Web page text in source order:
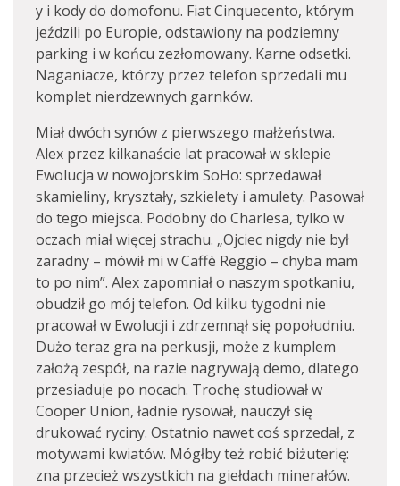
y i kody do domofonu. Fiat Cinquecento, którym
jeździli po Europie, odstawiony na podziemny
parking i w końcu zezłomowany. Karne odsetki.
Naganiacze, którzy przez telefon sprzedali mu
komplet nierdzewnych garnków.
Miał dwóch synów z pierwszego małżeństwa.
Alex przez kilkanaście lat pracował w sklepie
Ewolucja w nowojorskim SoHo: sprzedawał
skamieliny, kryształy, szkielety i amulety. Pasował
do tego miejsca. Podobny do Charlesa, tylko w
oczach miał więcej strachu. „Ojciec nigdy nie był
zaradny – mówił mi w Caffè Reggio – chyba mam
to po nim”. Alex zapomniał o naszym spotkaniu,
obudził go mój telefon. Od kilku tygodni nie
pracował w Ewolucji i zdrzemnął się popołudniu.
Dużo teraz gra na perkusji, może z kumplem
założą zespół, na razie nagrywają demo, dlatego
przesiaduje po nocach. Trochę studiował w
Cooper Union, ładnie rysował, nauczył się
drukować ryciny. Ostatnio nawet coś sprzedał, z
motywami kwiatów. Mógłby też robić biżuterię:
zna przecież wszystkich na giełdach minerałów.